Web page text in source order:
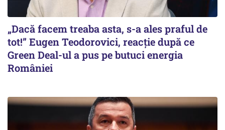
„Dacă facem treaba asta, s-a ales praful de
tot!” Eugen Teodorovici, reacție după ce
Green Deal-ul a pus pe butuci energia
României